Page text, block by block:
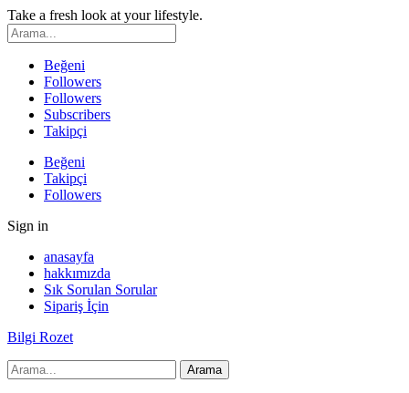
Take a fresh look at your lifestyle.
Beğeni
Followers
Followers
Subscribers
Takipçi
Beğeni
Takipçi
Followers
Sign in
anasayfa
hakkımızda
Sık Sorulan Sorular
Sipariş İçin
Bilgi Rozet